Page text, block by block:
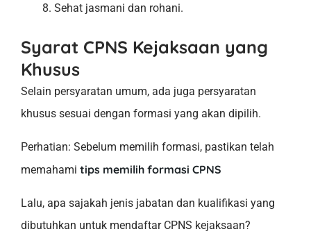
Sehat jasmani dan rohani.
Syarat CPNS Kejaksaan yang
Khusus
Selain persyaratan umum, ada juga persyaratan
khusus sesuai dengan formasi yang akan dipilih.
Perhatian: Sebelum memilih formasi, pastikan telah
memahami tips memilih formasi CPNS
Lalu, apa sajakah jenis jabatan dan kualifikasi yang
dibutuhkan untuk mendaftar CPNS kejaksaan?